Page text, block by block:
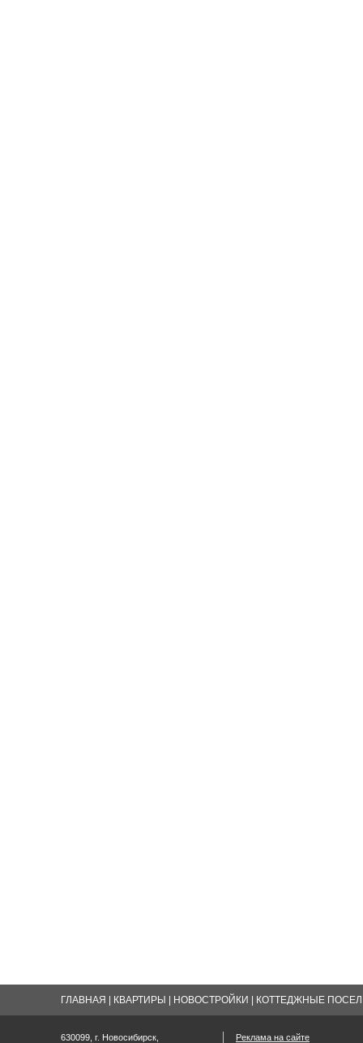
ГЛАВНАЯ КВАРТИРЫ НОВОСТРОЙКИ КОТТЕДЖНЫЕ
630099, г. Новосибирск,
Реклама на сайте